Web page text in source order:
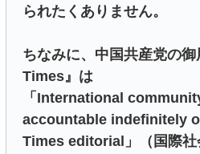
られたくありません。
ちなみに、中国共産党の
Times』は
「International
accountable indefinitely
Times editorial」（国際社